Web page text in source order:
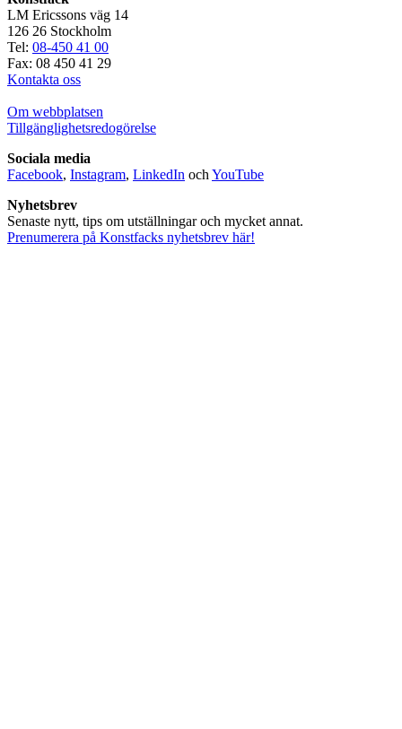
LM Ericssons väg 14
126 26 Stockholm
Tel: 08-450 41 00
Fax: 08 450 41 29
Kontakta oss
Om webbplatsen
Tillgänglighetsredogörelse
Sociala media
Facebook, Instagram, LinkedIn och YouTube
Nyhetsbrev
Senaste nytt, tips om utställningar och mycket annat.
Prenumerera på Konstfacks nyhetsbrev här!